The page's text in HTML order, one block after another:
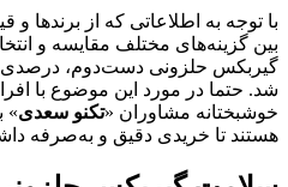
با توجه به اطلاعاتی که از برندها
بین گزینه‌های مختلف مقایسه و
گیربکس حلزونی دست‌دوم، درصدی
شد. حتما در مورد این موضوع با
خوشبختانه مشاوران «تکنو سعدی»
هستند تا خریدی دقیق و به‌صرفه